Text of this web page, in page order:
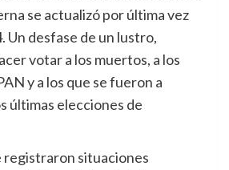
se actualizó por última vez
Un desfase de un lustro,
votar a los muertos, a los
y a los que se fueron a
últimas elecciones de
registraron situaciones